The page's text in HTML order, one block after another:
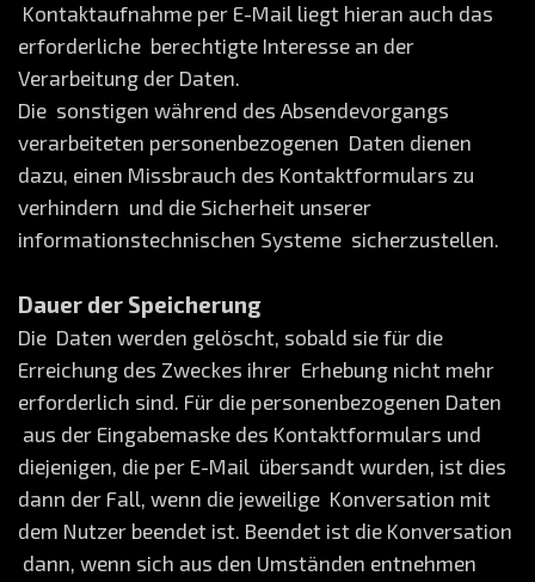
Kontaktaufnahme per E-Mail liegt hieran auch das
erforderliche berechtigte Interesse an der
Verarbeitung der Daten.
Die sonstigen während des Absendevorgangs
verarbeiteten personenbezogenen Daten dienen
dazu, einen Missbrauch des Kontaktformulars zu
verhindern und die Sicherheit unserer
informationstechnischen Systeme sicherzustellen.
Dauer der Speicherung
Die Daten werden gelöscht, sobald sie für die
Erreichung des Zweckes ihrer Erhebung nicht mehr
erforderlich sind. Für die personenbezogenen Daten
aus der Eingabemaske des Kontaktformulars und
diejenigen, die per E-Mail übersandt wurden, ist dies
dann der Fall, wenn die jeweilige Konversation mit
dem Nutzer beendet ist. Beendet ist die Konversation
dann, wenn sich aus den Umständen entnehmen